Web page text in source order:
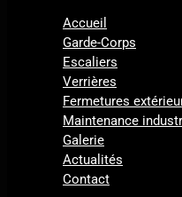
Verrière
une
Accueil
Garde-Corps
Escaliers
Verrières
Fermetures
Maintenance
Galerie
Actualités
Contact